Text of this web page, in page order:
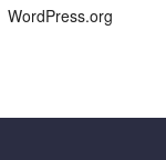
WordPress.org